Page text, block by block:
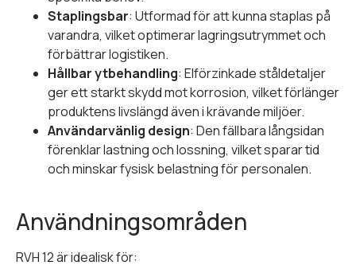
Staplingsbar: Utformad för att kunna staplas på
varandra, vilket optimerar lagringsutrymmet och
förbättrar logistiken.
Hållbar ytbehandling: Elförzinkade ståldetaljer
ger ett starkt skydd mot korrosion, vilket förlänger
produktens livslängd även i krävande miljöer.
Användarvänlig design: Den fällbara långsidan
förenklar lastning och lossning, vilket sparar tid
och minskar fysisk belastning för personalen.
Användningsområden
RVH 12 är idealisk för: